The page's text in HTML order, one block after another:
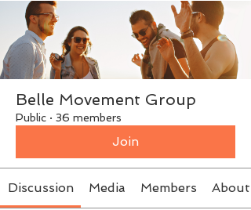
Belle Movement Group
Public · 36 members
Join
Discussion Media Members About